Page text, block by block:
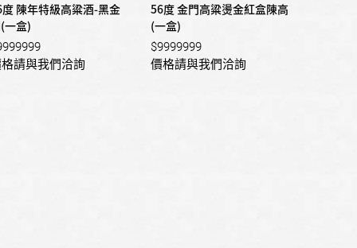
陳年特級高粱酒-黑金
一盒)
請與我們洽詢
56度 金門高粱燙金紅盒陳高
(一盒)
$9999999
價格請與我們洽詢